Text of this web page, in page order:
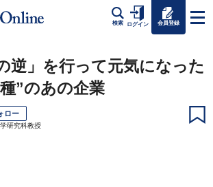
検索 ログイン 会員登録
逆」を行って元気になった
”のあの企業
ロー
研究科教授